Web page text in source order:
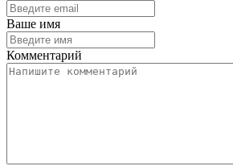
Ваше имя
Комментарий